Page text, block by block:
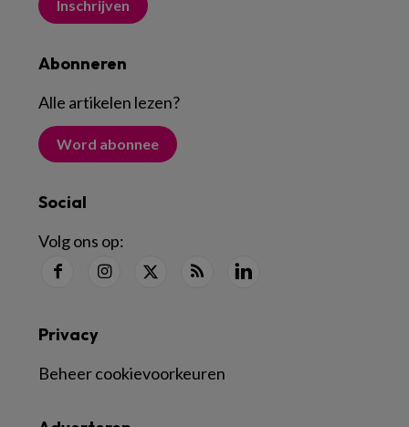
Inschrijven
Abonneren
Alle artikelen lezen?
Word abonnee
Social
Volg ons op:
Privacy
Beheer cookievoorkeuren